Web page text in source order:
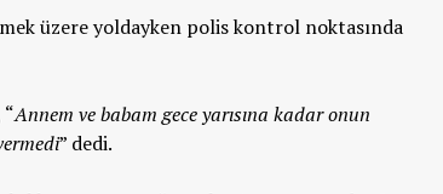
üzere yoldayken polis kontrol noktasında
Annem ve babam gece yarısına kadar onun
” dedi.